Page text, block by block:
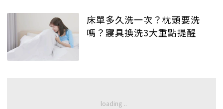
床單多久洗一次？枕頭要洗
嗎？寢具換洗3大重點提醒